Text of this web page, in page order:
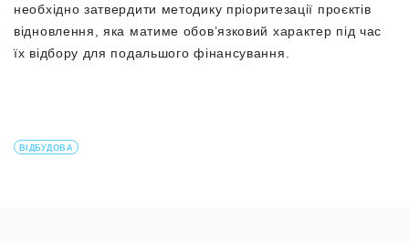
необхідно затвердити методику пріоритезації проєктів
відновлення, яка матиме обов’язковий характер під час
їх відбору для подальшого фінансування.
ВІДБУДОВА